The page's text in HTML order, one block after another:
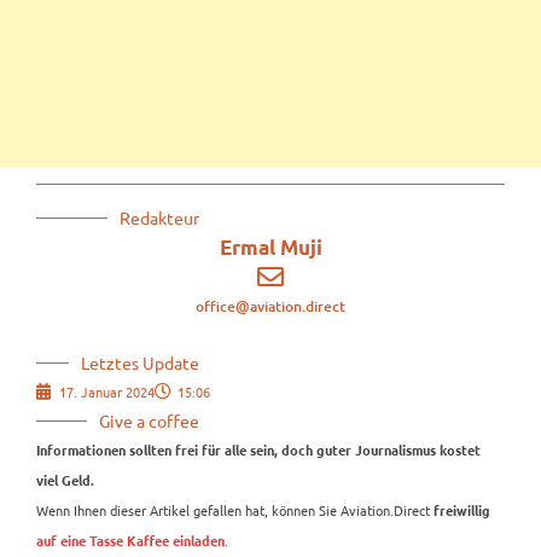
Redakteur
Ermal Muji
office@aviation.direct
Letztes Update
17. Januar 2024 15:06
Give a coffee
Informationen sollten frei für alle sein, doch guter Journalismus kostet
viel Geld.
Wenn Ihnen dieser Artikel gefallen hat, können Sie Aviation.Direct freiwillig
auf eine Tasse Kaffee einladen.